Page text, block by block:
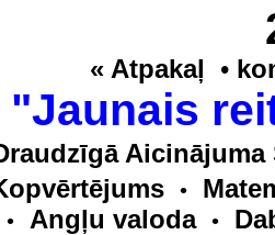
« Atpakaļ •
"Jaunais
•
• Angļu valoda •